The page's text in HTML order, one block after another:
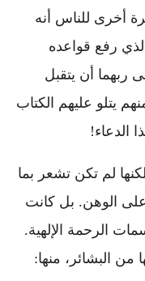
أخرى للناس أنه
رفع قواعده
ربهما أن يتقبل
يتلو عليهم الكتاب
الدعاء!
لم تكن تشعر بما
الوهن. بل كانت
الرحمة الإلهية.
من البشائر، منها: